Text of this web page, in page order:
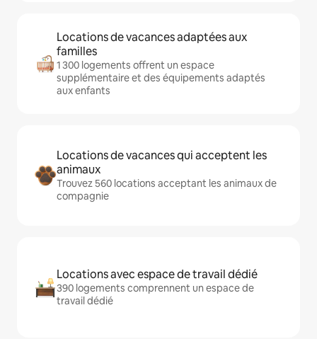
Locations de vacances adaptées aux
familles
1 300 logements offrent un espace
supplémentaire et des équipements adaptés
aux enfants
Locations de vacances qui acceptent les
animaux
Trouvez 560 locations acceptant les animaux de
compagnie
Locations avec espace de travail dédié
390 logements comprennent un espace de
travail dédié